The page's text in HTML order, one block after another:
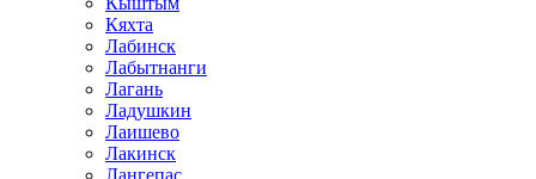
Кяхта
Лабинск
Лабытнанги
Лагань
Ладушкин
Лаишево
Лакинск
Лангепас